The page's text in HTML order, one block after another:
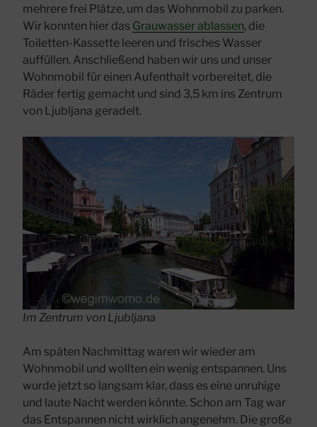
mehrere frei Plätze, um das Wohnmobil zu parken.
Wir konnten hier das Grauwasser ablassen, die
Toiletten-Kassette leeren und frisches Wasser
auffüllen. Anschließend haben wir uns und unser
Wohnmobil für einen Aufenthalt vorbereitet, die
Räder fertig gemacht und sind 3,5 km ins Zentrum
von Ljubljana geradelt.
Im Zentrum von Ljubljana
Am späten Nachmittag waren wir wieder am
Wohnmobil und wollten ein wenig entspannen. Uns
wurde jetzt so langsam klar, dass es eine unruhige
und laute Nacht werden könnte. Schon am Tag war
das Entspannen nicht wirklich angenehm. Die große